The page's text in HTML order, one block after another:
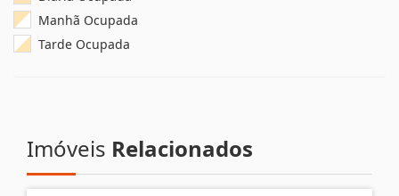
Manhã Ocupada
Tarde Ocupada
Imóveis Relacionados